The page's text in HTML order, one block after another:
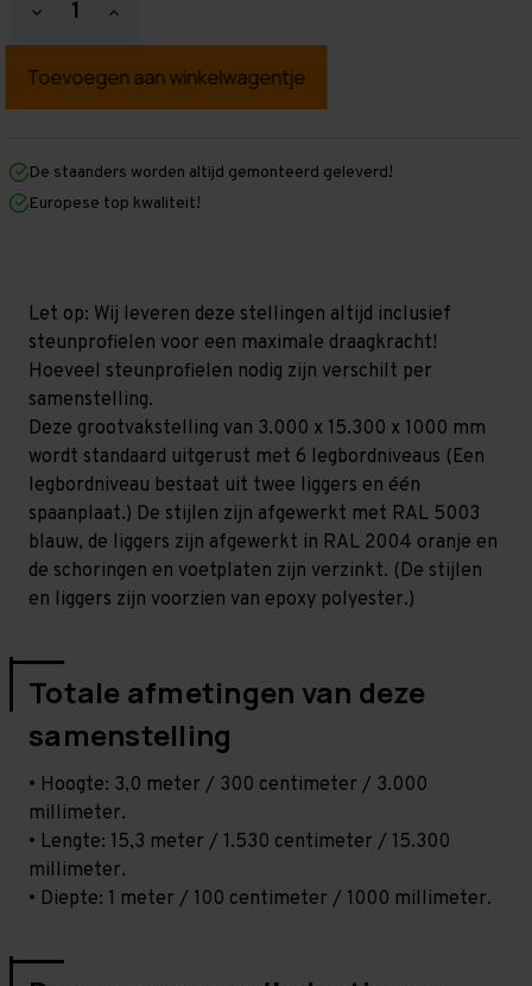
Hoeveelheid
verlagen
Grootvakstelling
mm
mm
x
1.000
niveaus
Hoeveelheid
verhogen
Grootvakstelling
mm
mm
1.000
niveaus
De staanders worden altijd gemonteerd geleverd!
Europese top kwaliteit!
Let op: Wij leveren deze stellingen altijd inclusief
steunprofielen voor een maximale draagkracht!
Hoeveel steunprofielen nodig zijn verschilt per
samenstelling.
Deze grootvakstelling van 3.000 x 15.300 x 1000 mm
wordt standaard uitgerust met 6 legbordniveaus (Een
legbordniveau bestaat uit twee liggers en één
spaanplaat.) De stijlen zijn afgewerkt met RAL 5003
blauw, de liggers zijn afgewerkt in RAL 2004 oranje en
de schoringen en voetplaten zijn verzinkt. (De stijlen
en liggers zijn voorzien van epoxy polyester.)
Totale afmetingen van deze
samenstelling
• Hoogte: 3,0 meter / 300 centimeter / 3.000
millimeter.
• Lengte: 15,3 meter / 1.530 centimeter / 15.300
millimeter.
• Diepte: 1 meter / 100 centimeter / 1000 millimeter.